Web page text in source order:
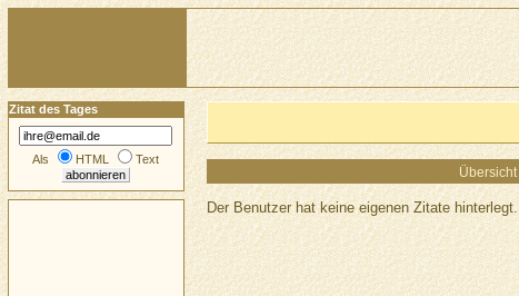
Übersicht
Der Benutzer hat keine eigenen Zitate hinterlegt.
Zitat des Tages
Als HTML Text